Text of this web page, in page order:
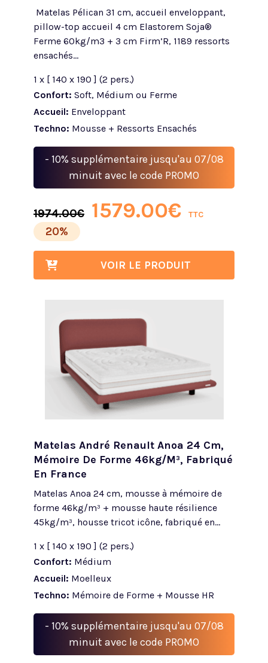
Matelas Pélican 31 cm, accueil enveloppant,
pillow-top accueil 4 cm Elastorem Soja®
Ferme 60kg/m3 + 3 cm Firm’R, 1189 ressorts
ensachés...
1 x [ 140 x 190 ] (2 pers.)
Confort: Soft, Médium ou Ferme
Accueil: Enveloppant
Techno: Mousse + Ressorts Ensachés
- 10% supplémentaire jusqu'au 07/08
minuit avec le code PROMO
1974.00€ 1579.00€ TTC
20%
VOIR LE PRODUIT
Matelas André Renault Anoa 24 Cm,
Mémoire De Forme 46kg/m³, Fabriqué
En France
Matelas Anoa 24 cm, mousse à mémoire de
forme 46kg/m³ + mousse haute résilience
45kg/m³, housse tricot icône, fabriqué en...
1 x [ 140 x 190 ] (2 pers.)
Confort: Médium
Accueil: Moelleux
Techno: Mémoire de Forme + Mousse HR
- 10% supplémentaire jusqu'au 07/08
minuit avec le code PROMO